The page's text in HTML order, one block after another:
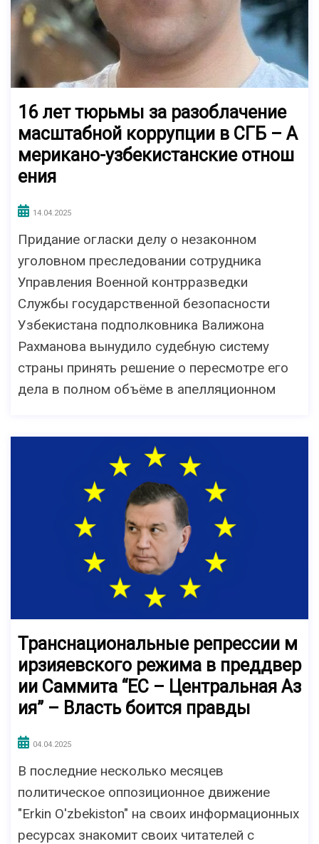
16 лет тюрьмы за разоблачение
масштабной коррупции в СГБ – А
мерикано-узбекистанские отнош
ения
14.04.2025
Придание огласки делу о незаконном
уголовном преследовании сотрудника
Управления Военной контрразведки
Службы государственной безопасности
Узбекистана подполковника Валижона
Рахманова вынудило судебную систему
страны принять решение о пересмотре его
дела в полном объёме в апелляционном
Транснациональные репрессии м
ирзияевского режима в преддвер
ии Саммита “ЕС – Центральная Аз
ия” – Власть боится правды
04.04.2025
В последние несколько месяцев
политическое оппозиционное движение
"Erkin O'zbekiston" на своих информационных
ресурсах знакомит своих читателей с